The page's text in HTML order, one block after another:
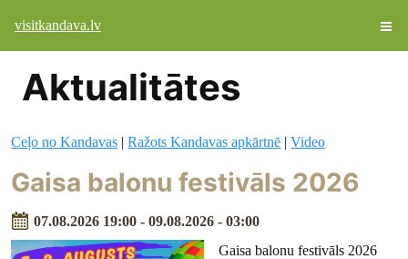
visitkandava.lv
Aktualitātes
Ceļo no Kandavas |Ražots Kandavas apkārtnē |Video
Gaisa balonu festivāls 2026
07.08.2026 19:00 - 09.08.2026 - 03:00
Gaisa balonu festivāls 2026